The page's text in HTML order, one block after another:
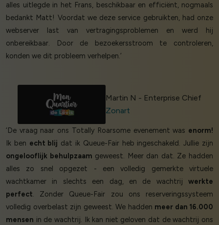
alles uitlegde in het Frans, beschikbaar en efficiënt, nogmaals
bedankt Matt! Voordat we deze service gebruikten, had onze
webserver last van vertragingsproblemen en werd hij
onbereikbaar. Door de bezoekersstroom te controleren,
konden we dit probleem verhelpen.’
Martin N - Enterprise Chief
Zonart
‘De vraag naar ons Totally Roarsome evenement was enorm!
Ik ben echt blij dat ik Queue-Fair heb ingeschakeld. Jullie zijn
ongelooflijk behulpzaam geweest. Meer dan dat. Ze hadden
alles zo snel opgezet - een volledig gemerkte virtuele
wachtkamer in slechts een dag, en de wachtrij werkte
perfect. Zonder Queue-Fair zou ons reserveringssysteem
volledig overbelast zijn geweest. We hadden meer dan 16.000
mensen in de wachtrij. Ik kan niet geloven dat de wachtrij ons